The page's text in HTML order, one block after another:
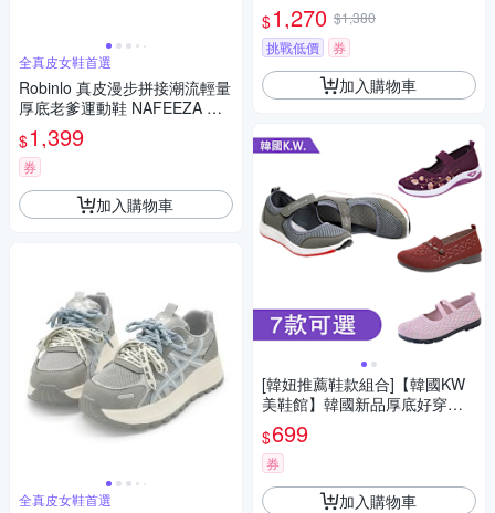
全真皮女鞋首選
Robinlo 真皮漫步拼接潮流輕量
厚底老爹運動鞋 NAFEEZA 楓
葉紅
$1,399
券
加入購物車
全真皮女鞋首選
$1,270 $1,380
挑戰低價
券
加入購物車
[韓妞推薦鞋款組合]【韓國KW
美鞋館】韓國新品厚底好穿涼
鞋運動鞋(休閒鞋/涼鞋/娃娃鞋/
莫卡辛/樂福鞋)(時時樂限定)
$699
券
加入購物車